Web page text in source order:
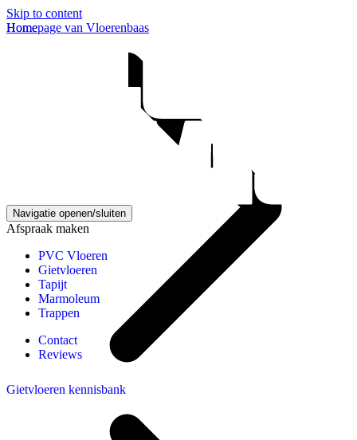
Skip to content
Homepage van Vloerenbaas
Navigatie openen/sluiten
Afspraak maken
PVC Vloeren
Gietvloeren
Tapijt
Marmoleum
Trappen
Contact
Reviews
Home
Gietvloeren kennisbank